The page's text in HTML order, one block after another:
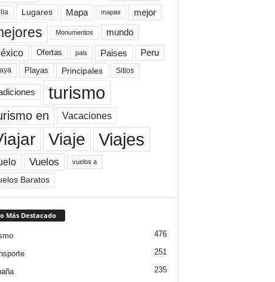
Lugares Mapa mapas mejor
Monumentos mundo
Ofertas pais Paises Peru
Playas Principales Sitios
turismo
en Vacaciones
Viaje Viajes
Vuelos vuelos a
Baratos
Más Destacado
476
251
235